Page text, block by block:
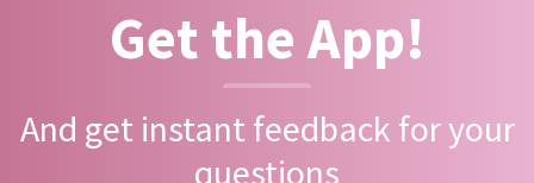
Get the App!
And get instant feedback for your
questions